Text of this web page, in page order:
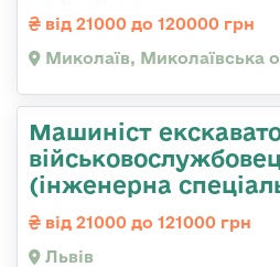
від 21000 до 120000 грн
Миколаїв, Миколаївська
Машиніст
(інженерна
від 21000 до 121000 грн
Львів